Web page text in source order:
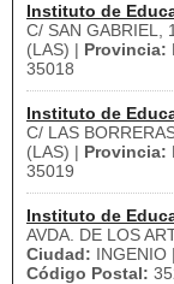
Instituto de
C/ SAN GABRIEL,
(LAS) | Provincia:
35018
Instituto de
C/ LAS
(LAS) | Provincia:
35019
Instituto de
AVDA. DE LOS
Ciudad: INGENIO |
Código Postal: